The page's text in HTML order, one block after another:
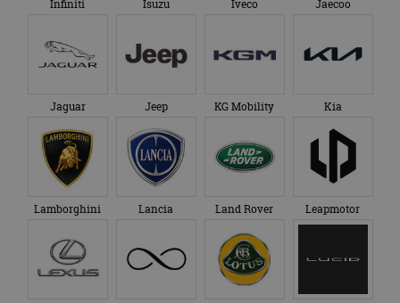
Infiniti Isuzu Iveco Jaecoo
Jaguar Jeep KG Mobility Kia
Lamborghini Lancia Land Rover Leapmotor